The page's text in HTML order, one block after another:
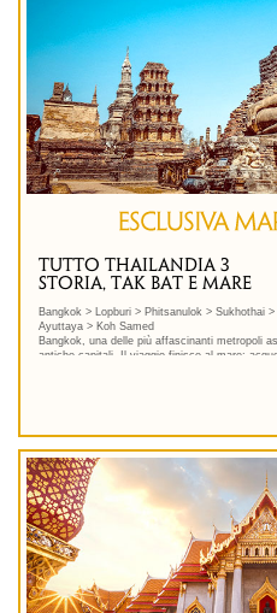
l'Agenda 2030 delle Nazioni Unite. In questo
massimo il consumo di acqua, energia,
organizziamo visite in aree con ecosistemi
locali. In Thailandia sosteniamo Pankan
per il sostentamento e l'istruzione primaria dei
TUTTO THAILANDIA 3
STORIA, TAK BAT E MARE
Bangkok > Lopburi > Phitsanulok > Sukhothai
Ayuttaya > Koh Samed
Bangkok, una delle più affascinanti metropoli
antiche capitali. Il viaggio finisce al mare:
Un programma esclusivo riservato ai soli
italiano comprensivo di trasferimenti e
l'immagine */ } Selezioniamo partner che
prodotto e iniziative concrete di responsabilità
Ci avvaliamo della collaborazione di un
attesta l'impegno costante nell'organizzazione
l'Agenda 2030 delle Nazioni Unite. In questo
massimo il consumo di acqua, energia,
organizziamo visite in aree con ecosistemi
locali. In Thailandia sosteniamo Pankan
per il sostentamento e l'istruzione primaria dei
.